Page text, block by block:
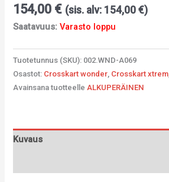
154,00 € (sis. alv: 154,00€)
Saatavuus: Varasto loppu
Tuotetunnus (SKU): 002.WND-A069
Osastot: Crosskart wonder Crosskart xtrem
Avainsana tuotteelle ALKUPERÄINEN
Kuvaus